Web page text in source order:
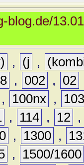
blog.de/
, (j ,
, 002 , 02
, 100nx ,
, 114 , 12
, 1300 ,
,
1500/1600